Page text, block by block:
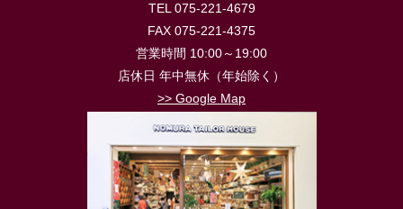
TEL 075-221-4679
FAX 075-221-4375
営業時間 10:00～19:00
店休日 年中無休（年始除く）
>> Google Map